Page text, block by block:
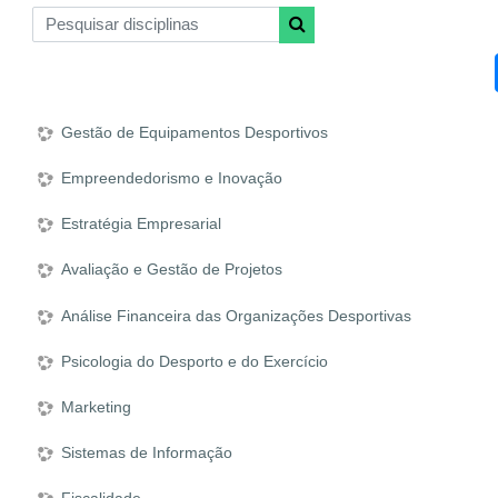
Pesquisar disciplinas
Pesquisar disciplinas
Gestão de Equipamentos Desportivos
Empreendedorismo e Inovação
Estratégia Empresarial
Avaliação e Gestão de Projetos
Análise Financeira das Organizações Desportivas
Psicologia do Desporto e do Exercício
Marketing
Sistemas de Informação